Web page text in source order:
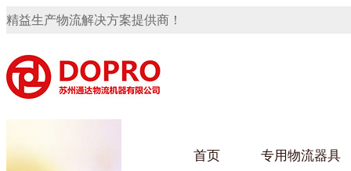
精益生产物流解决方案提供商！
首页 专用物流器具